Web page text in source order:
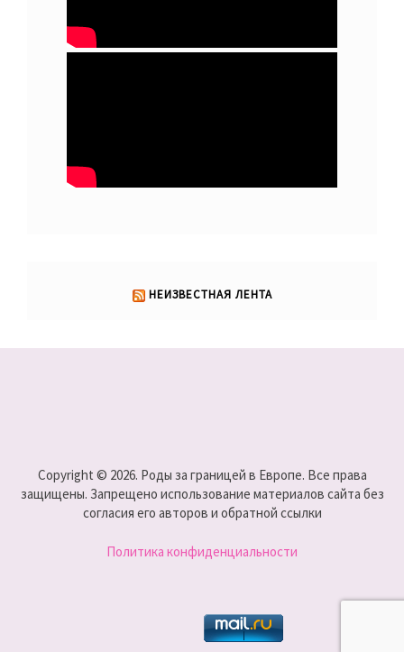
НЕИЗВЕСТНАЯ ЛЕНТА
Copyright © 2026. Роды за границей в Европе. Все права
защищены. Запрещено использование материалов сайта без
согласия его авторов и обратной ссылки
Политика конфиденциальности